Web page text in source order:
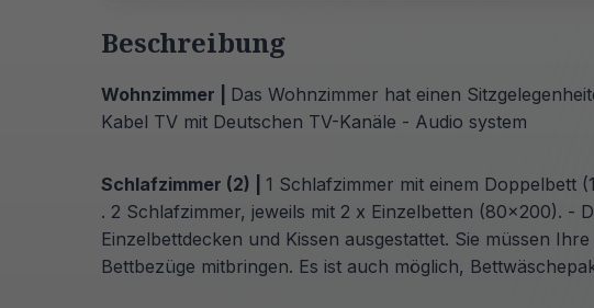
Beschreibung
Wohnzimmer | Das Wohnzimmer hat einen
Kabel TV mit Deutschen TV-Kanäle - Audio system
Schlafzimmer (2) | 1 Schlafzimmer mit einem Doppelbett
. 2 Schlafzimmer, jeweils mit 2 x Einzelbetten (80x200). -
Einzelbettdecken und Kissen ausgestattet. Sie müssen
Bettbezüge mitbringen. Es ist auch möglich,